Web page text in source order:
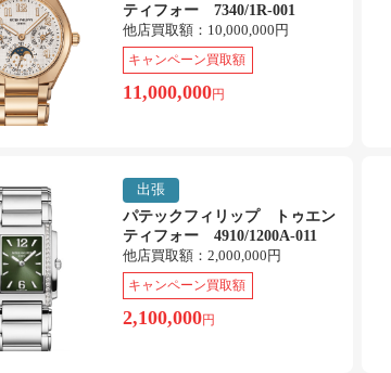
ティフォー 7340/1R-001
他店買取額： 10,000,000円
キャンペーン買取額
11,000,000円
出張
パテックフィリップ トゥエン
ティフォー 4910/1200A-011
他店買取額： 2,000,000円
キャンペーン買取額
2,100,000円